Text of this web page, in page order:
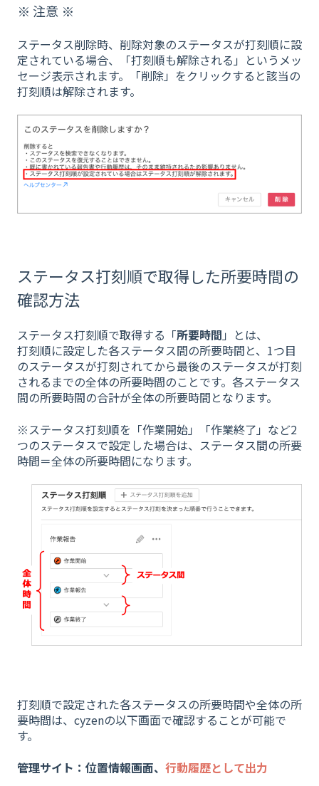
※ 注意 ※
ステータス削除時、削除対象のステータスが打刻順に設
定されている場合、「打刻順も解除される」というメッ
セージ表示されます。「削除」をクリックすると該当の
打刻順は解除されます。
ステータス打刻順で取得した所要時間の
確認方法
ステータス打刻順で取得する「所要時間 」とは、
打刻順に設定した各ステータス間の所要時間と、1つ目
のステータスが打刻されてから最後のステータスが打刻
されるまでの全体の所要時間のことです。各ステータス
間の所要時間の合計が全体の所要時間となります。
※ステータス打刻順を「作業開始」「作業終了」など2
つのステータスで設定した場合は、ステータス間の所要
時間＝全体の所要時間になります。
打刻順で設定された各ステータスの所要時間や全体の所
要時間は、cyzenの以下画面で確認することが可能で
す。
管理サイト：位置情報画面、 行動履歴として出力